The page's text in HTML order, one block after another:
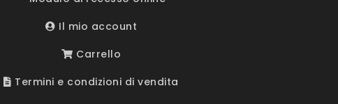
Il mio account
Carrello
Termini e condizioni di vendita